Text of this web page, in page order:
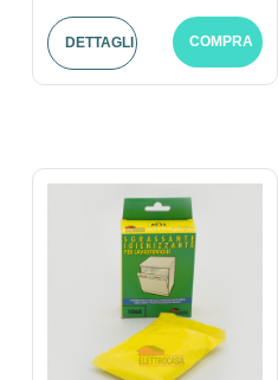
DETTAGLI COMPRA